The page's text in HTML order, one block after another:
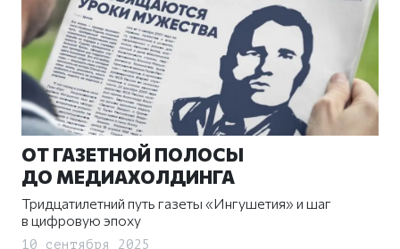
ОТ ГАЗЕТНОЙ ПОЛОСЫ
ДО МЕДИАХОЛДИНГА
Тридцатилетний путь газеты «Ингушетия» и шаг
в цифровую эпоху
10 сентября 2025